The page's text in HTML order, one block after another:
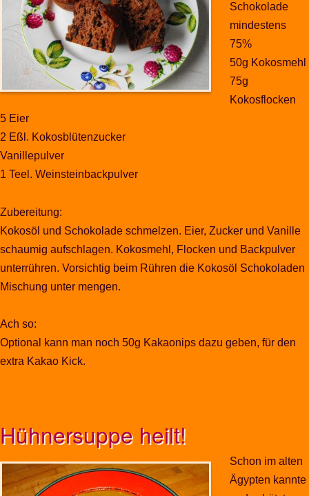
Schokolade
mindestens
75%
50g Kokosmehl
75g
Kokosflocken
5 Eier
2 Eßl. Kokosblütenzucker
Vanillepulver
1 Teel. Weinsteinbackpulver
Zubereitung:
Kokosöl und Schokolade schmelzen. Eier, Zucker und Vanille
schaumig aufschlagen. Kokosmehl, Flocken und Backpulver
unterrühren. Vorsichtig beim Rühren die Kokosöl Schokoladen
Mischung unter mengen.
Ach so:
Optional kann man noch 50g Kakaonips dazu geben, für den
extra Kakao Kick.
Hühnersuppe heilt!
Schon im alten
Ägypten kannte